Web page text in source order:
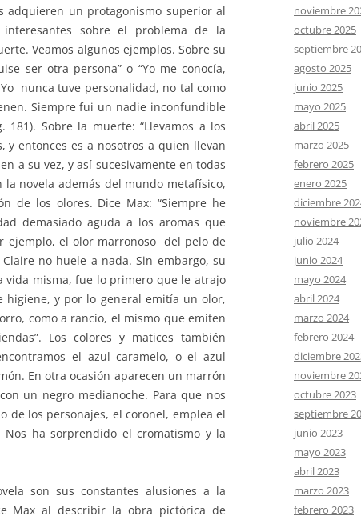
adquieren un protagonismo superior al
interesantes sobre el problema de la
Veamos algunos ejemplos. Sobre su
ser otra persona” o “Yo me conocía,
nunca tuve personalidad, no tal como
Siempre fui un nadie inconfundible
Sobre la muerte: “Llevamos a los
y entonces es a nosotros a quien llevan
a su vez, y así sucesivamente en todas
la novela además del mundo metafísico,
de los olores. Dice Max: “Siempre he
demasiado aguda a los aromas que
ejemplo, el olor marronoso del pelo de
no huele a nada. Sin embargo, su
vida misma, fue lo primero que le atrajo
higiene, y por lo general emitía un olor,
como a rancio, el mismo que emiten
Los colores y matices también
el azul caramelo, o el azul
En otra ocasión aparecen un marrón
un negro medianoche. Para que nos
de los personajes, el coronel, emplea el
ha sorprendido el cromatismo y la
son sus constantes alusiones a la
Max al describir la obra pictórica de
noviembre
octubre 2025
septiembre
agosto 2025
junio 2025
mayo 2025
abril 2025
marzo 2025
febrero 2025
enero 2025
diciembre
noviembre
julio 2024
junio 2024
mayo 2024
abril 2024
marzo 2024
febrero 2024
diciembre
noviembre
octubre 2023
septiembre
junio 2023
mayo 2023
abril 2023
marzo 2023
febrero 2023